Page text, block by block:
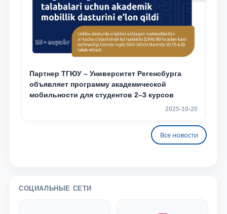
Партнер ТГЮУ – Университет Регенсбурга
объявляет программу академической
мобильности для студентов 2–3 курсов
2025-10-20
Все новости
СОЦИАЛЬНЫЕ СЕТИ